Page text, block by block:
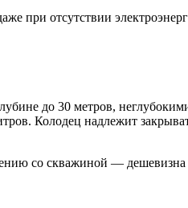
при отсутствии
до 30 метров,
Колодец надлежит
со скважиной — дешевизна